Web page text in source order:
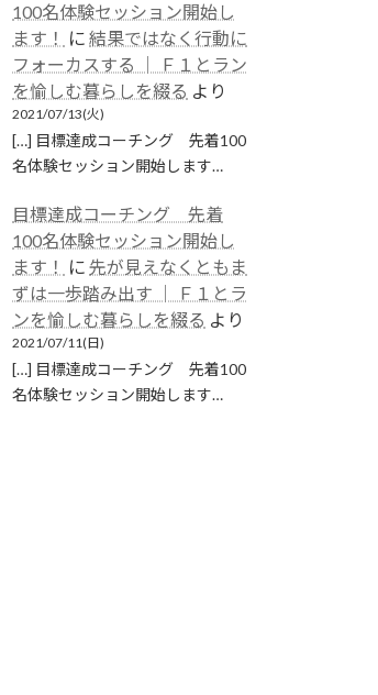
100名体験セッション開始し
ます！
に結果ではなく行動に
フォーカスする │ Ｆ１とラン
を愉しむ暮らしを綴る より
2021/07/13(火)
[…] 目標達成コーチング 先着100
名体験セッション開始します…
目標達成コーチング 先着
100名体験セッション開始し
ます！
に先が見えなくともま
ずは一歩踏み出す │ Ｆ１とラ
ンを愉しむ暮らしを綴る より
2021/07/11(日)
[…] 目標達成コーチング 先着100
名体験セッション開始します…